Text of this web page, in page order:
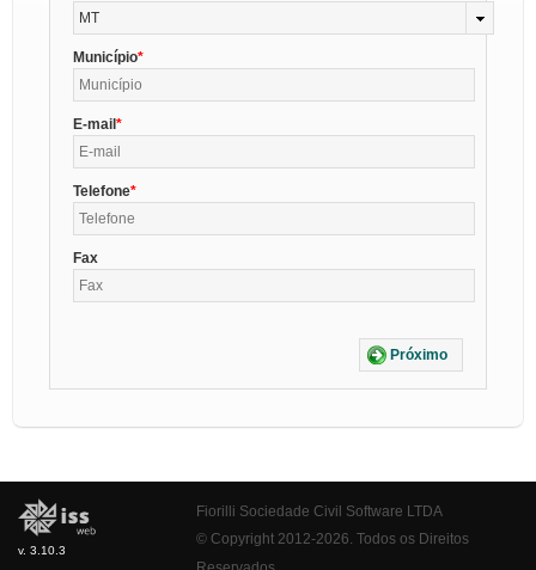
MT
Município
E-mail
Telefone
Fax
Próximo
v. 3.10.3
Fiorilli Sociedade Civil Software LTDA
© Copyright 2012-2026. Todos os Direitos